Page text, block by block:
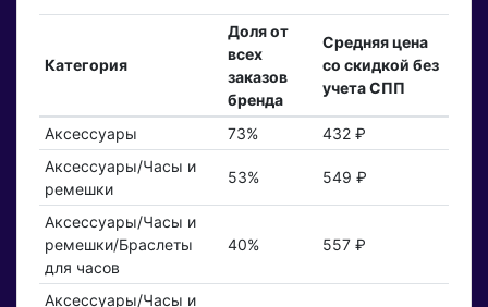
Категория
Доля от
всех
заказов
бренда
Средняя цена
со скидкой без
учета СПП
Аксессуары 73%
432 ₽
Аксессуары/Часы и
ремешки
53% 549 ₽
Аксессуары/Часы и
ремешки/Браслеты
для часов
40% 557 ₽
Аксессуары/Часы и